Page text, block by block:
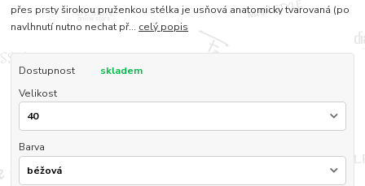
přes prsty širokou pruženkou stélka je usňová anatomicky tvarovaná (po
navlhnutí nutno nechat př... celý popis
Dostupnost
skladem
Velikost
Barva